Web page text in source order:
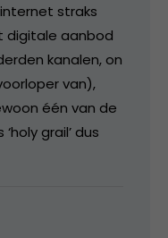
internet straks
digitale aanbod
kanalen, on
van),
één van de
grail’ dus